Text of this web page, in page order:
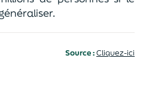
Source :Cliquez-ici